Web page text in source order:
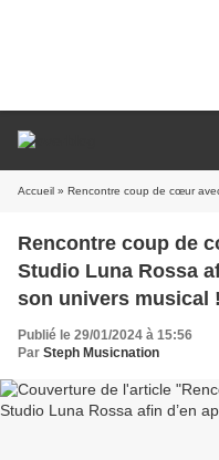
Accueil » Rencontre coup de cœur avec Margane au
Rencontre coup de
Studio Luna Rossa
son univers musical !
Publié le 29/01/2024 à 15:56
Par Steph Musicnation